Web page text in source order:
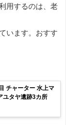
用するのは、老
います。おすす
チャーター 水上マ
ユタヤ遺跡3カ所